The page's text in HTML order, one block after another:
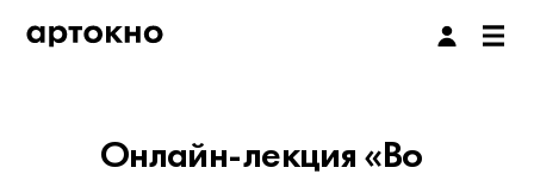
Онлайн-лекция «Во